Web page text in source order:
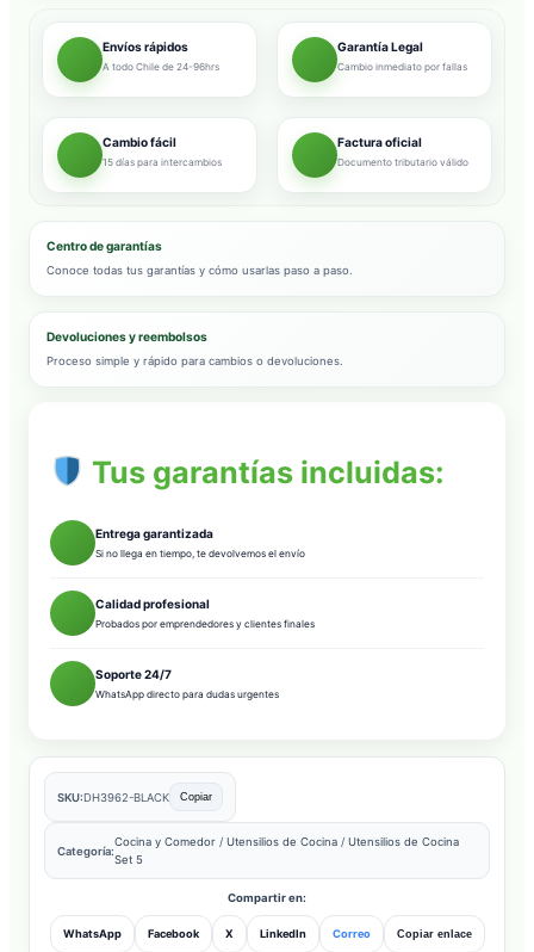
Envíos rápidos
A todo Chile de 24-96hrs
Garantía Legal
Cambio inmediato por fallas
Cambio fácil
15 días para intercambios
Factura oficial
Documento tributario válido
Centro de garantías
Conoce todas tus garantías y cómo usarlas paso a paso.
Devoluciones y reembolsos
Proceso simple y rápido para cambios o devoluciones.
Tus garantías incluidas:
Entrega garantizada
Si no llega en tiempo, te devolvemos el envío
Calidad profesional
Probados por emprendedores y clientes finales
Soporte 24/7
WhatsApp directo para dudas urgentes
SKU:DH3962-BLACK Copiar
Categoría:
Cocina y Comedor / Utensilios de Cocina / Utensilios de Cocina
Set 5
Compartir en:
WhatsApp Facebook X LinkedIn Correo Copiar enlace